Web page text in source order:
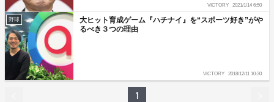
VICTORY 2021/1/14 6:50
野球
大ヒット育成ゲーム『ハチナイ』を“スポーツ好き”がや
るべき３つの理由
VICTORY 2018/12/11 10:30
1